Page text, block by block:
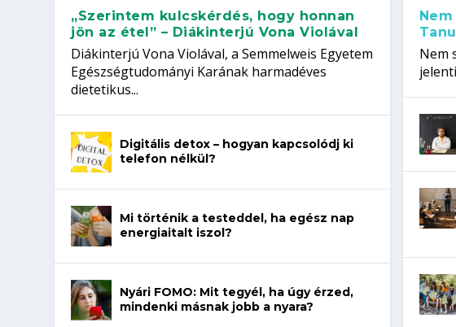
„Szerintem kulcskérdés, hogy honnan
jön az étel” – Diákinterjú Vona Violával
Diákinterjú Vona Violával, a Semmelweis Egyetem
Egészségtudományi Karának harmadéves
dietetikus...
Digitális detox – hogyan kapcsolódj ki
telefon nélkül?
Mi történik a testeddel, ha egész nap
energiaitalt iszol?
Nyári FOMO: Mit tegyél, ha úgy érzed,
mindenki másnak jobb a nyara?
Nem